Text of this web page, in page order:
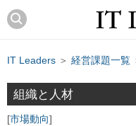
IT Leaders ＞ 経営課題一覧
組織と人材
市場動向